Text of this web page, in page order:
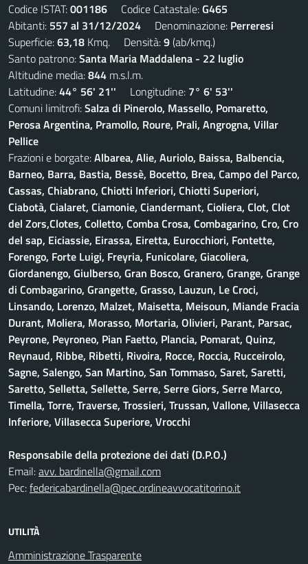
Codice ISTAT:001186 Codice Catastale:G465
Abitanti: 557 al 31/12/2024 Denominazione: Perreresi
Superficie:63,18 Kmq. Densità:9(ab/kmq.)
Santo patrono:Santa Maria Maddalena - 22 luglio
Altitudine media:844 m.s.l.m.
Latitudine:44° 56' 21'' Longitudine: 7° 6' 53''
Comuni limitrofi:Salza di Pinerolo, Massello, Pomaretto,
Perosa Argentina, Pramollo, Roure, Prali, Angrogna, Villar
Pellice
Frazioni e borgate:Albarea, Alie, Auriolo, Baissa, Balbencia,
Barneo, Barra, Bastia, Bessè, Bocetto, Brea, Campo del Parco,
Cassas, Chiabrano, Chiotti Inferiori, Chiotti Superiori,
Ciabotà, Cialaret, Ciamonie, Ciandermant, Cioliera, Clot, Clot
del Zors,Clotes, Colletto, Comba Crosa, Combagarino, Cro, Cro
del sap, Eiciassie, Eirassa, Eiretta, Eurocchiori, Fontette,
Forengo, Forte Luigi, Freyria, Funicolare, Giacoliera,
Giordanengo, Giulberso, Gran Bosco, Granero, Grange, Grange
di Combagarino, Grangette, Grasso, Lauzun, Le Croci,
Linsando, Lorenzo, Malzet, Maisetta, Meisoun, Miande Fracia
Durant, Moliera, Morasso, Mortaria, Olivieri, Parant, Parsac,
Peyrone, Peyroneo, Pian Faetto, Plancia, Pomarat, Quinz,
Reynaud, Ribbe, Ribetti, Rivoira, Rocce, Roccia, Rucceirolo,
Sagne, Salengo, San Martino, San Tommaso, Saret, Saretti,
Saretto, Selletta, Sellette, Serre, Serre Giors, Serre Marco,
Timella, Torre, Traverse, Trossieri, Trussan, Vallone, Villasecca
Inferiore, Villasecca Superiore, Vrocchi
Responsabile della protezione dei dati (D.P.O.)
Email:avv. bardinella@gmail.com
Pec:federicabardinella@pec.ordineavvocatitorino.it
UTILITÀ
Amministrazione Trasparente